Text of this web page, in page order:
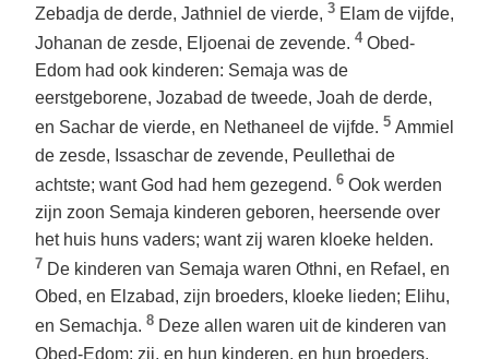
Zebadja de derde, Jathniel de vierde, 3 Elam de vijfde,
Johanan de zesde, Eljoenai de zevende. 4 Obed-
Edom had ook kinderen: Semaja was de
eerstgeborene, Jozabad de tweede, Joah de derde,
en Sachar de vierde, en Nethaneel de vijfde. 5 Ammiel
de zesde, Issaschar de zevende, Peullethai de
achtste; want God had hem gezegend. 6 Ook werden
zijn zoon Semaja kinderen geboren, heersende over
het huis huns vaders; want zij waren kloeke helden.
7 De kinderen van Semaja waren Othni, en Refael, en
Obed, en Elzabad, zijn broeders, kloeke lieden; Elihu,
en Semachja. 8 Deze allen waren uit de kinderen van
Obed-Edom; zij, en hun kinderen, en hun broeders,